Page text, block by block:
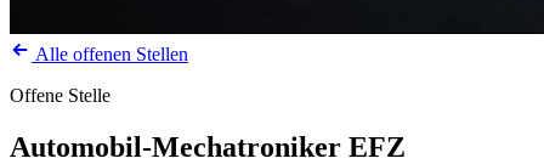
Alle offenen Stellen
Offene Stelle
Automobil-Mechatroniker EFZ